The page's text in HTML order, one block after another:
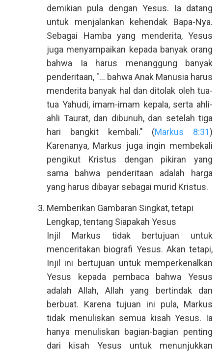
demikian pula dengan Yesus. Ia datang
untuk menjalankan kehendak Bapa-Nya.
Sebagai Hamba yang menderita, Yesus
juga menyampaikan kepada banyak orang
bahwa Ia harus menanggung banyak
penderitaan, "... bahwa Anak Manusia harus
menderita banyak hal dan ditolak oleh tua-
tua Yahudi, imam-imam kepala, serta ahli-
ahli Taurat, dan dibunuh, dan setelah tiga
hari bangkit kembali." (Markus 8:31)
Karenanya, Markus juga ingin membekali
pengikut Kristus dengan pikiran yang
sama bahwa penderitaan adalah harga
yang harus dibayar sebagai murid Kristus.
Memberikan Gambaran Singkat, tetapi
Lengkap, tentang Siapakah Yesus
Injil Markus tidak bertujuan untuk
menceritakan biografi Yesus. Akan tetapi,
Injil ini bertujuan untuk memperkenalkan
Yesus kepada pembaca bahwa Yesus
adalah Allah, Allah yang bertindak dan
berbuat. Karena tujuan ini pula, Markus
tidak menuliskan semua kisah Yesus. Ia
hanya menuliskan bagian-bagian penting
dari kisah Yesus untuk menunjukkan